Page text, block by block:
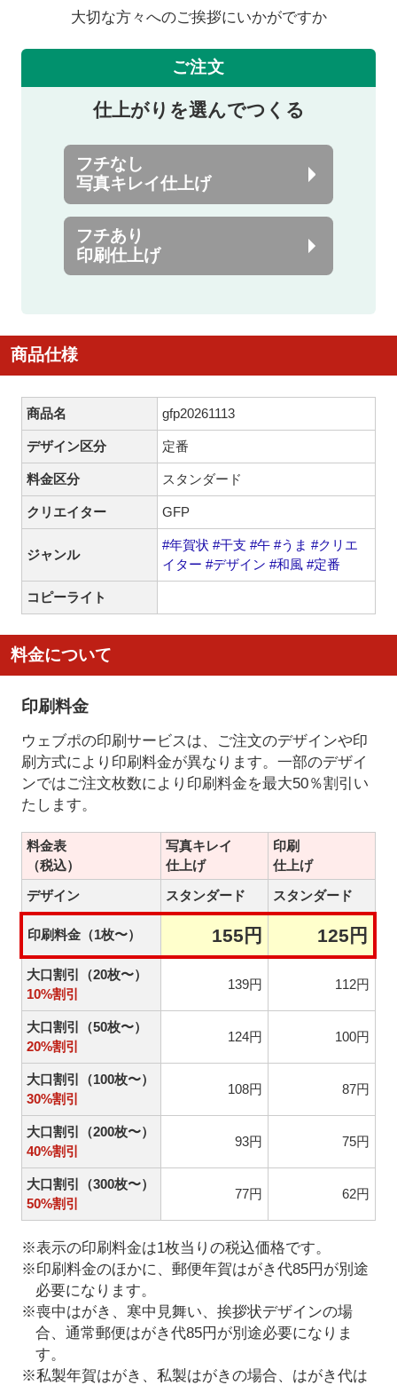
大切な方々へのご挨拶にいかがですか
ご注文
仕上がりを選んでつくる
フチなし
写真キレイ仕上げ
フチあり
印刷仕上げ
商品仕様
商品名 gfp20261113
デザイン区分 定番
料金区分 スタンダード
クリエイター GFP
ジャンル
#年賀状 #干支 #午 #うま #クリエ
イター #デザイン #和風 #定番
コピーライト
料金について
印刷料金
ウェブポの印刷サービスは、ご注文のデザインや印
刷方式により印刷料金が異なります。一部のデザイ
ンではご注文枚数により印刷料金を最大50％割引い
たします。
料金表
（税込）
写真キレイ
仕上げ
印刷
仕上げ
デザイン
スタンダード スタンダード
印刷料金（1枚〜） 155円 125円
大口割引（20枚〜）
10%割引
139円 112円
大口割引（50枚〜）
20%割引
124円 100円
大口割引（100枚〜）
30%割引
108円 87円
大口割引（200枚〜）
40%割引
93円 75円
大口割引（300枚〜）
50%割引
77円 62円
※表示の印刷料金は1枚当りの税込価格です。
※印刷料金のほかに、郵便年賀はがき代85円が別途
必要になります。
※喪中はがき、寒中見舞い、挨拶状デザインの場
合、通常郵便はがき代85円が別途必要になりま
す。
※私製年賀はがき、私製はがきの場合、はがき代は